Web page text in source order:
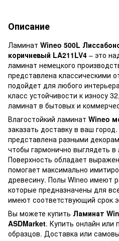
Описание
Ламинат Wineo 500L
коричневый LA211LV4 – это
ламинат немецкого
представлена ​​классическими
подойдет для любого
класс устойчивости к износу
ламинат в бытовых и
Влагостойкий ламинат Wineo
заказать доставку в ваш
представлена ​​разными
чтобы гармонично выглядеть
Поверхность обладает
помогает максимально
древесину. Полы Wineo имеют
которые предназначены для
имеют соответствующий срок
Вы можете купить Ламинат
ASDMarket. Купить онлайн или
образцов. Доставка или